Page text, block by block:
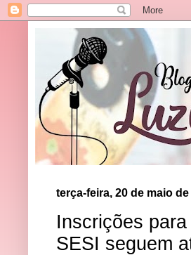
terça-feira, 20 de maio de
Inscrições
SESI seguem